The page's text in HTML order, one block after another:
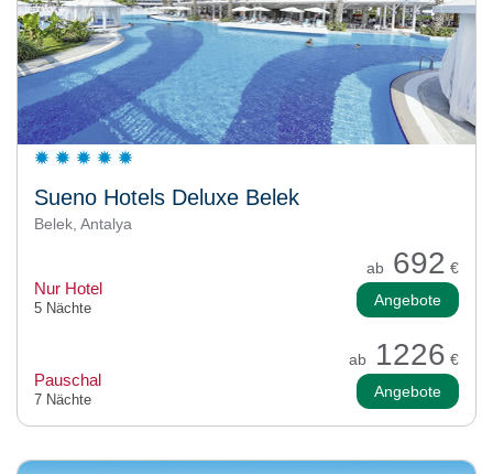
Sueno Hotels Deluxe Belek
Belek, Antalya
ab 692 €
Nur Hotel
5 Nächte Angebote
ab 1226 €
Pauschal
7 Nächte Angebote